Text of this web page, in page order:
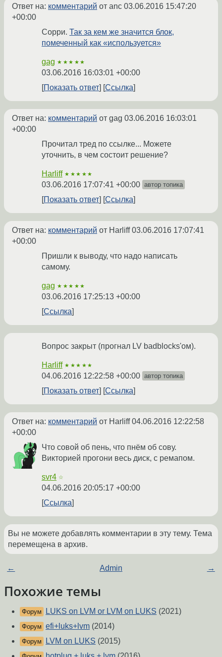
Ответ на: комментарий от anc 03.06.2016 15:47:20
+00:00
Сорри. Так за кем же значится блок,
помеченный как «используется»
gag ★★★★★
03.06.2016 16:03:01 +00:00
Показать ответ
Ссылка
Ответ на: комментарий от gag 03.06.2016 16:03:01
+00:00
Прочитал тред по ссылке... Можете
уточнить, в чем состоит решение?
Harliff ★★★★★
03.06.2016 17:07:41 +00:00 автор топика
Показать ответ Ссылка
Ответ на: комментарий от Harliff03.06.2016 17:07:41
+00:00
Пришли к выводу, что надо написать
самому.
gag ★★★★★
03.06.2016 17:25:13 +00:00
Ссылка
Вопрос закрыт (прогнал LV badblocks'ом).
Harliff ★★★★★
04.06.2016 12:22:58 +00:00 автор топика
Показать ответ Ссылка
Ответ на: комментарий от Harliff04.06.2016 12:22:58
+00:00
Что совой об пень, что пнём об сову.
Викторией прогони весь диск, с ремапом.
svr4 ☆
04.06.2016 20:05:17 +00:00
Ссылка
Вы не можете добавлять комментарии в эту тему. Тема
перемещена в архив.
← Admin →
Похожие темы
Форум LUKS on LVM or LVM on LUKS (2021)
Форум efi+luks+lvm (2014)
Форум LVM on LUKS (2015)